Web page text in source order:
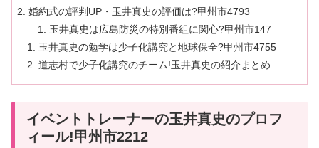
婚約式の評判UP・玉井真史の評価は?甲州市4793
玉井真史は広島防災の特別番組に関心?甲州市147
玉井真史の勉学は少子化講究と地球保全?甲州市4755
道志村で少子化講究のチーム!玉井真史の紹介まとめ
イベントトレーナーの玉井真史のプロフ
ィール!甲州市2212